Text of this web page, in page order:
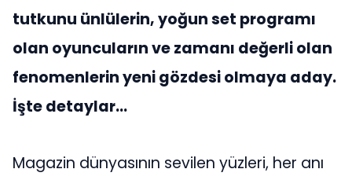
tutkunu ünlülerin, yoğun set programı
olan oyuncuların ve zamanı değerli olan
fenomenlerin yeni gözdesi olmaya aday.
İşte detaylar...
Magazin dünyasının sevilen yüzleri, her anı